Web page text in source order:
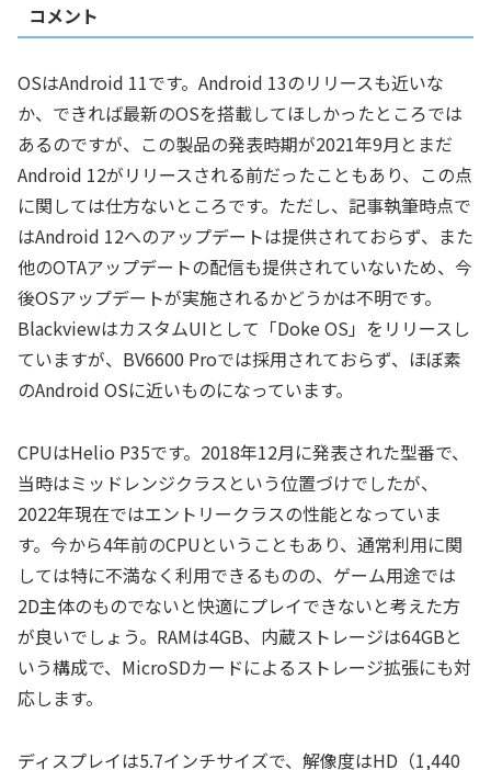
コメント
OSはAndroid 11です。Android 13のリリースも近いな
か、できれば最新のOSを搭載してほしかったところでは
あるのですが、この製品の発表時期が2021年9月とまだ
Android 12がリリースされる前だったこともあり、この点
に関しては仕方ないところです。ただし、記事執筆時点で
はAndroid 12へのアップデートは提供されておらず、また
他のOTAアップデートの配信も提供されていないため、今
後OSアップデートが実施されるかどうかは不明です。
BlackviewはカスタムUIとして「Doke OS」をリリースし
ていますが、BV6600 Proでは採用されておらず、ほぼ素
のAndroid OSに近いものになっています。
CPUはHelio P35です。2018年12月に発表された型番で、
当時はミッドレンジクラスという位置づけでしたが、
2022年現在ではエントリークラスの性能となっていま
す。今から4年前のCPUということもあり、通常利用に関
しては特に不満なく利用できるものの、ゲーム用途では
2D主体のものでないと快適にプレイできないと考えた方
が良いでしょう。RAMは4GB、内蔵ストレージは64GBと
いう構成で、MicroSDカードによるストレージ拡張にも対
応します。
ディスプレイは5.7インチサイズで、解像度はHD（1,440